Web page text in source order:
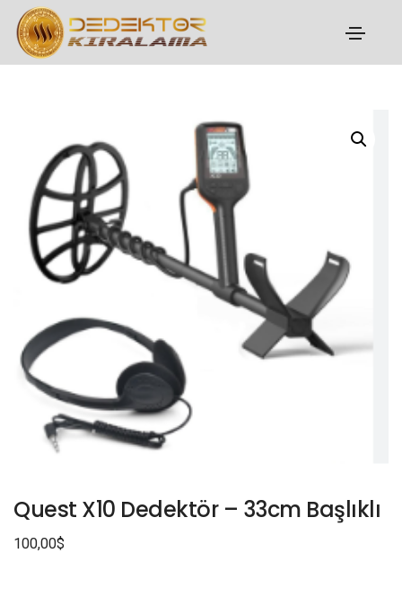
Quest X10 Dedektör – 33cm Başlıklı
100,00$